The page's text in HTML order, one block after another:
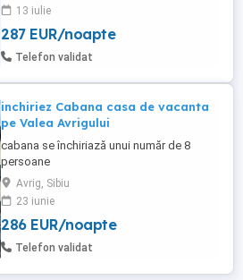
13 iulie
287 EUR/noapte
Telefon validat
inchiriez Cabana casa de vacanta
pe Valea Avrigului
cabana se închiriază unui număr de 8
persoane
Avrig, Sibiu
23 iunie
286 EUR/noapte
Telefon validat